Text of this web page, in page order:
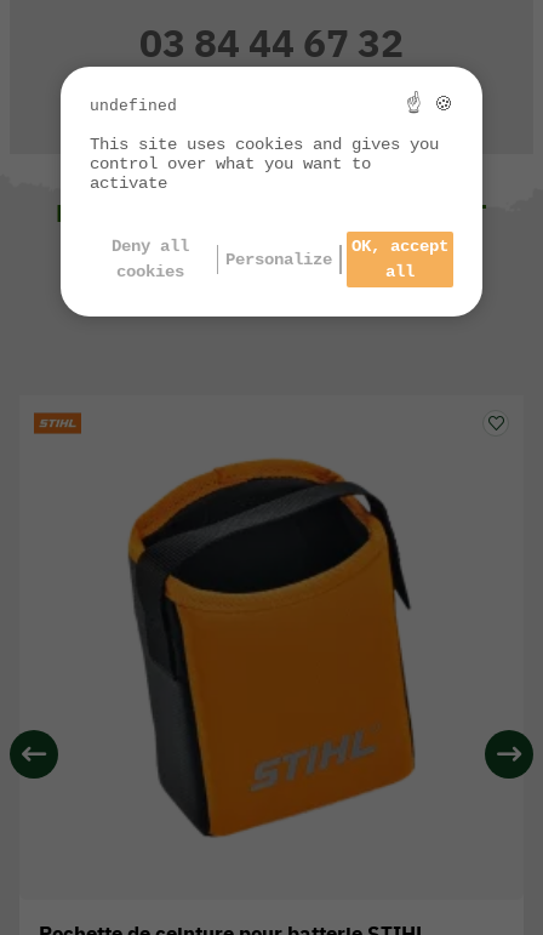
03 84 44 67 32
NOUS VOUS SUGGÉRONS ÉGALEMENT
undefined ☝ 🍪
This site uses cookies and gives you
control over what you want to
activate
Deny all
cookies
Personalize
OK, accept
all